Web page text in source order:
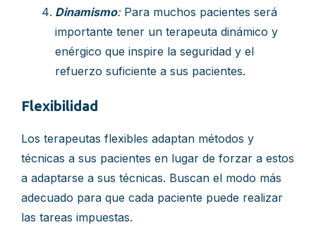
Dinamismo:Para muchos pacientes será
importante tener un terapeuta dinámico y
enérgico que inspire la seguridad y el
refuerzo suficiente a sus pacientes.
Flexibilidad
Los terapeutas flexibles adaptan métodos y
técnicas a sus pacientes en lugar de forzar a estos
a adaptarse a sus técnicas. Buscan el modo más
adecuado para que cada paciente puede realizar
las tareas impuestas.